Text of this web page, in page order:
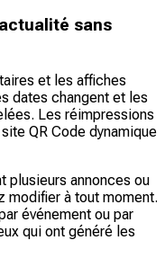
sans
et les affiches
dates changent et les
Les réimpressions
QR Code dynamique
plusieurs annonces ou
modifier à tout moment.
événement ou par
qui ont généré les